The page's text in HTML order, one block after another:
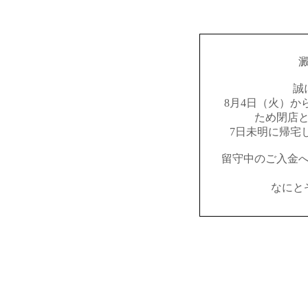
誠
8月4日（火）か
ため閉店
7日未明に帰宅
留守中のご入金
なにと